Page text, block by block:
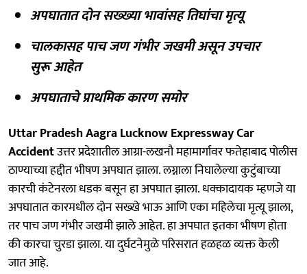
अपघातात दोन सख्ख्या भावांसह तिघांचा मृत्यू
चालकासह पाच जण गंभीर जखमी असून उपचार
सुरू आहेत
अपघाताचे प्राथमिक कारण समोर
Uttar Pradesh Aagra Lucknow Expressway Car
Accidentउत्तर प्रदेशातील आग्रा-लखनौ महामार्गावर फतेहाबाद पोलीस
ठाण्याच्या हद्दीत भीषण अपघात झाला. लग्नाला निघालेल्या कुटुंबाच्या
कारची कंटेनरला धडक बसून हा अपघात झाला. धक्कादायक म्हणजे या
अपघातात कारमधील दोन सख्खे भाऊ आणि एका महिलेचा मृत्यू झाला,
तर पाच जण गंभीर जखमी झाले आहेत. हा अपघात इतका भीषण होता
की कारचा चुरडा झाला. या दुर्घटनेमुळे परिसरात हळहळ व्यक्त केली
जात आहे.